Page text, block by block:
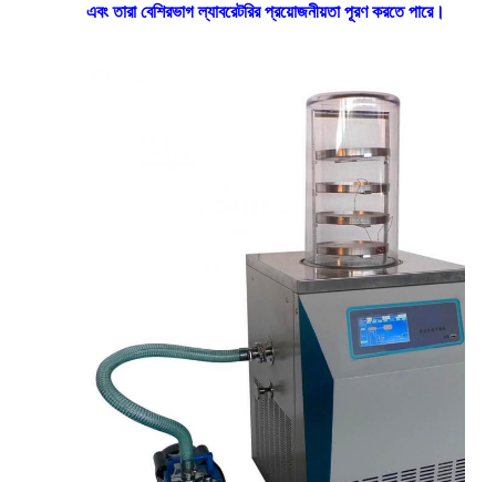
এবং তারা বেশিরভাগ ল্যাবরেটরির প্রয়োজনীয়তা পূরণ করতে পারে।